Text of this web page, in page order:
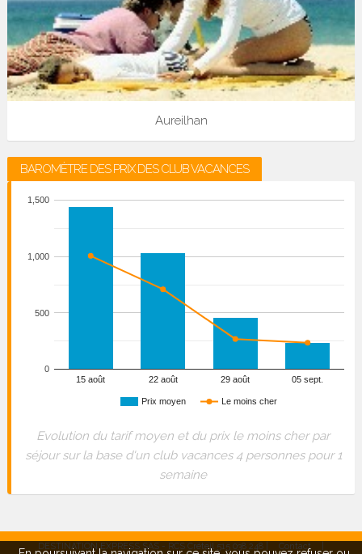
Aureilhan
BAROMÈTRE DES PRIX DES CLUB VACANCES
Prix moyen Le moins cher
15 août 22 août 29 août 05 sept.
0
500
1,000
1,500
Evolution du tarif moyen et du prix le moins cher par
séjour sur la base d'un club vacances 4 personnes pour 1
semaine
DESTINATION EXPRESS SAS - RCS Créteil 515 038 248 | Contact